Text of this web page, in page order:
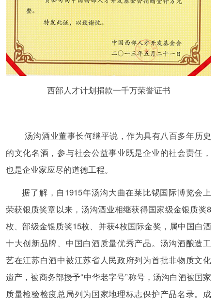
西部人才计划捐款一千万荣誉证书
汤沟酒业董事长何继平说，作为具有八百多年历史
的文化名酒，参与社会公益事业既是企业的社会责任，
也是企业家应尽的道德工程。
据了解，自1915年汤沟大曲在莱比锡国际博览会上
荣获银质奖章以来，汤沟酒业相继获得国家级金银质奖8
枚、部级金银质奖15枚、并获4枚国际金奖，属中国白酒
十大创新品牌、中国白酒质量优秀产品。汤沟酒酿造工
艺在江苏白酒中被江苏省人民政府列为首批非物质文化
遗产，被商务部授予“中华老字号”称号，汤沟白酒被国家
质量检验检疫总局列为国家地理标志保护产品名录。成